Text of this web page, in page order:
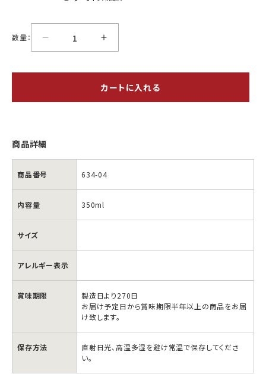
数量：
カートに入れる
商品詳細
商品番号 634-04
内容量 350ml
サイズ
アレルギー表示
賞味期限
製造日より270日
お届け予定日から賞味期限半年以上の商品をお届
け致します。
保存方法
直射日光、高温多湿を避け常温で保存してくださ
い。